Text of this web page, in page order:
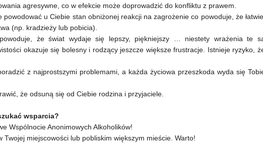
agresywne, co w efekcie może doprowadzić do konfliktu z prawem.
powodować u Ciebie stan obniżonej reakcji na zagrożenie co powoduje, że
(np. kradzieży lub pobicia).
że świat wydaje się lepszy, piękniejszy … niestety wrażenia te
okazuje się bolesny i rodzący jeszcze większe frustracje. Istnieje ryzyko,
z najprostszymi problemami, a każda życiowa przeszkoda wyda się
że odsuną się od Ciebie rodzina i przyjaciele.
wsparcia?
Wspólnocie Anonimowych Alkoholików!
Twojej miejscowości lub pobliskim większym mieście. Warto!